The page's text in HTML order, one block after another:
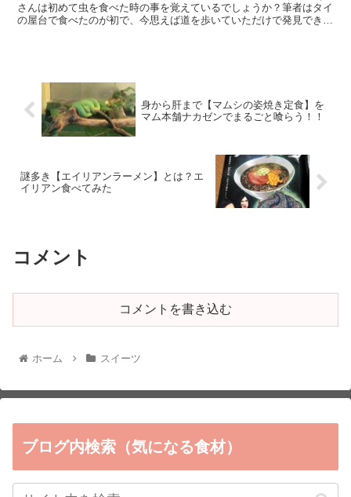
さんは初めて虫を食べた時の事を覚えているでしょうか？筆者はタイ
の屋台で食べたのが初で、今思えば道を歩いていただけで発見できた
身から肝まで【マムシの姿焼き定食】を
マム本舗ナカゼンでまるごと喰らう！！
謎多き【エイリアンラーメン】とは？エ
イリアン食べてみた
コメント
コメントを書き込む
ホーム スイーツ
ブログ内検索（気になる食材）